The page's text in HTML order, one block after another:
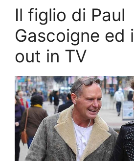
Il figlio di Paul
Gascoigne ed
out in TV